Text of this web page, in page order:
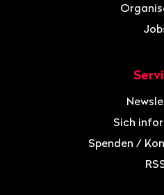
Sich
Spenden /